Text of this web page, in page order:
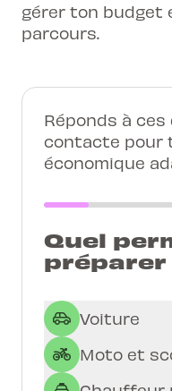
gérer ton budget
parcours.
Réponds à
contacte pour
économique
Quel
préparer
Voiture
Moto et